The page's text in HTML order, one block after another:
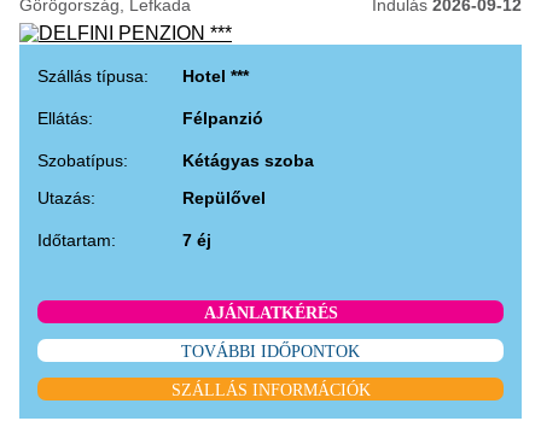
Görögország, Lefkada Indulás 2026-09-12
Szállás típusa: Hotel ***
Ellátás: Félpanzió
Szobatípus:
Kétágyas szoba
Utazás:
Repülővel
Időtartam: 7 éj
AJÁNLATKÉRÉS
TOVÁBBI IDŐPONTOK
SZÁLLÁS INFORMÁCIÓK